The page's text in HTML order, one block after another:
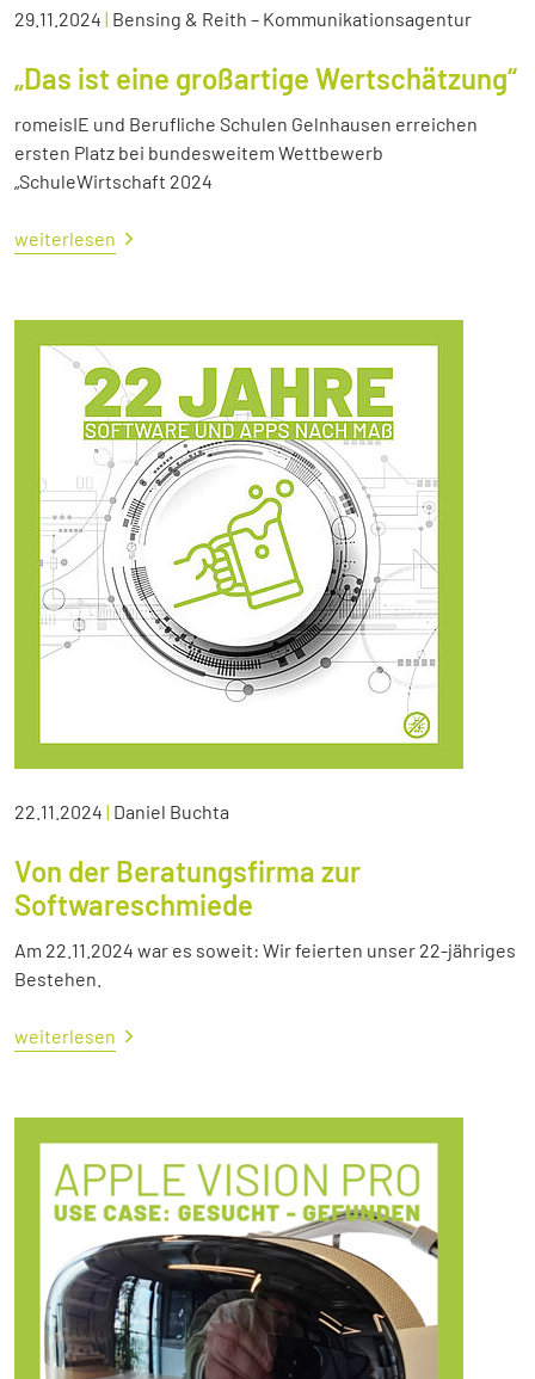
29.11.2024 | Bensing & Reith – Kommunikationsagentur
„Das ist eine großartige Wertschätzung“
romeisIE und Berufliche Schulen Gelnhausen erreichen
ersten Platz bei bundesweitem Wettbewerb
„SchuleWirtschaft 2024
weiterlesen
22.11.2024 | Daniel Buchta
Von der Beratungsfirma zur
Softwareschmiede
Am 22.11.2024 war es soweit: Wir feierten unser 22-jähriges
Bestehen.
weiterlesen